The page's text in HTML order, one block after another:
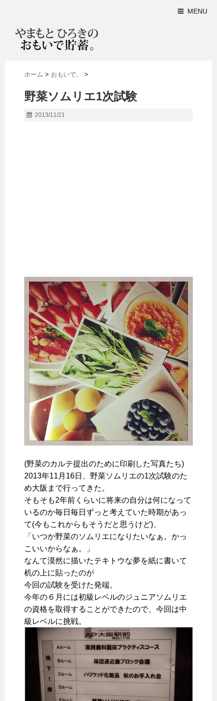
MENU
ホーム > おもいで。 >
野菜ソムリエ1次試験
2013/11/21
(野菜のカルテ提出のために印刷した写真たち)
2013年11月16日、野菜ソムリエの1次試験のた
め大阪まで行ってきた。
そもそも2年前くらいに将来の自分は何になって
いるのか毎日毎日ずっと考えていた時期があっ
て(今もこれからもそうだと思うけど)、
「いつか野菜のソムリエになりたいなぁ。かっ
こいいからなぁ。」
なんて漠然に描いたテキトウな夢を紙に書いて
机の上に貼ったのが
今回の試験を受けた発端。
今年の６月には初級レベルのジュニアソムリエ
の資格を取得することができたので、今回は中
級レベルに挑戦。